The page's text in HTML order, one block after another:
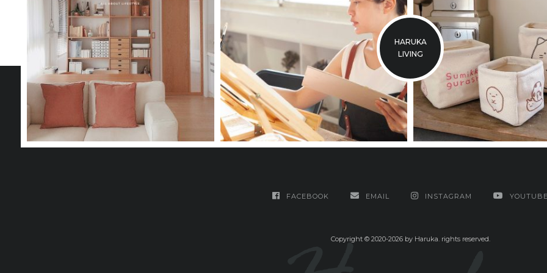
HARUKA
LIVING
FACEBOOK EMAIL INSTAGRAM
Copyright © 2020-2026 by Haruka. rights reserved.